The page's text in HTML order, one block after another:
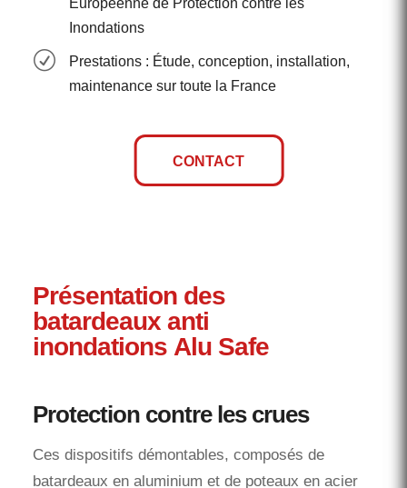
Européenne de Protection contre les
Inondations
R
Prestations : Étude, conception, installation,
maintenance sur toute la France
CONTACT
Présentation des
batardeaux anti
inondations Alu Safe
Protection contre les crues
Ces dispositifs démontables, composés de
batardeaux en aluminium et de poteaux en acier